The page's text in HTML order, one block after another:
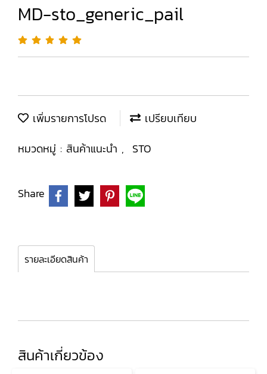
MD-sto_generic_pail
เพิ่มรายการโปรด
เปรียบเทียบ
หมวดหมู่ : สินค้าแนะนำ , STO
Share
รายละเอียดสินค้า
สินค้าเกี่ยวข้อง